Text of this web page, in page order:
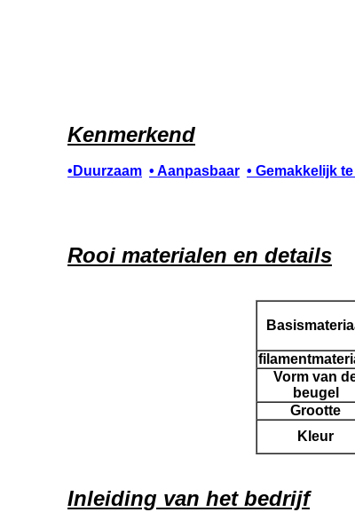
Kenmerkend
• Duurzaam • Aanpasbaar • Gemakkelijk
Rooi materialen en details
Vorm van
beugel
Grootte
Kleur
Inleiding van het bedrijf